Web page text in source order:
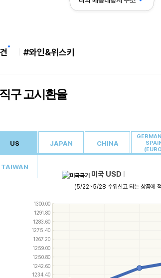
#와인&위스키
구 고시환율
US JAPAN CHINA
TAIWAN
미국 USD
(5/22~5/28 수입신고 되는 상품에
1234.40
1242.60
1250.80
1259.00
1267.20
1275.40
1283.60
1291.80
1300.00
Use
the
up
and
down
keys
to
navigate
between
series.